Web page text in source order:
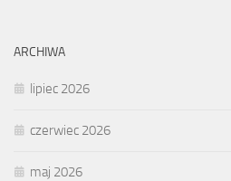
ARCHIWA
lipiec 2026
czerwiec 2026
maj 2026